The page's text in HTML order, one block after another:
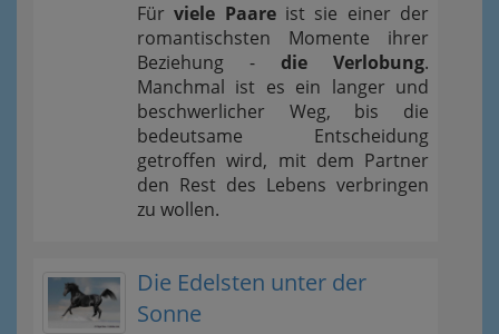
Fürviele Paareist sie einer der
romantischsten Momente ihrer
Beziehung - die Verlobung.
Manchmal ist es ein langer und
beschwerlicher Weg, bis die
bedeutsame Entscheidung
getroffen wird, mit dem Partner
den Rest des Lebens verbringen
zu wollen.
Die Edelsten unter der
Sonne